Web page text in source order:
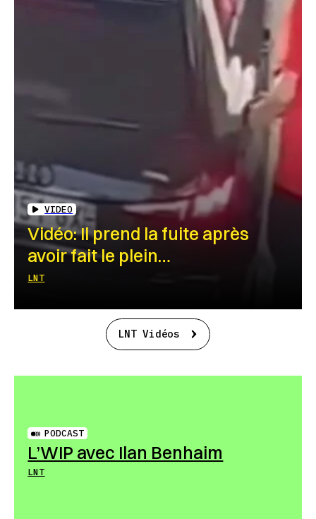
VIDEO
Vidéo: Il prend la fuite après
avoir fait le plein…
LNT
LNT Vidéos
PODCAST
L’WIP avec Ilan Benhaim
LNT